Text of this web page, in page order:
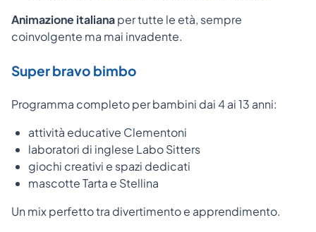
Animazione italianaper tutte le età, sempre
coinvolgente ma mai invadente.
Super bravo bimbo
Programma completo per bambini dai 4 ai 13 anni:
attività educative Clementoni
laboratori di inglese Labo Sitters
giochi creativi e spazi dedicati
mascotte Tarta e Stellina
Un mix perfetto tra divertimento e apprendimento.